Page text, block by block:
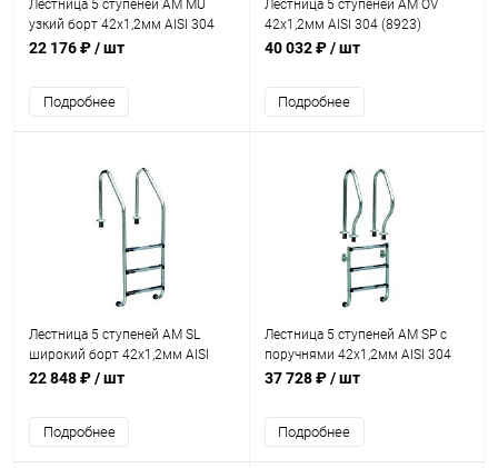
Лестница 5 ступеней AM MU
узкий борт 42х1,2мм AISI 304
(MU-515)
22 176 ₽/ шт
Подробнее
Лестница 5 ступеней AM OV
42х1,2мм AISI 304 (8923)
40 032 ₽/ шт
Подробнее
Лестница 5 ступеней AM SL
широкий борт 42х1,2мм AISI
304 (SL-515)
22 848 ₽/ шт
Подробнее
Лестница 5 ступеней AM SP с
поручнями 42х1,2мм AISI 304
(SP-515)
37 728 ₽/ шт
Подробнее